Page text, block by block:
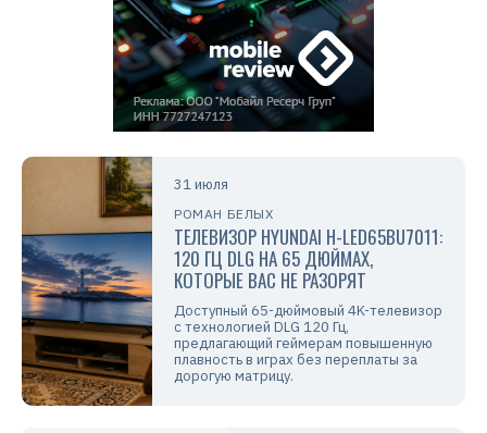
31 июля
РОМАН БЕЛЫХ
ТЕЛЕВИЗОР HYUNDAI H-LED65BU7011:
120 ГЦ DLG НА 65 ДЮЙМАХ,
КОТОРЫЕ ВАС НЕ РАЗОРЯТ
Доступный 65-дюймовый 4K-телевизор
с технологией DLG 120 Гц,
предлагающий геймерам повышенную
плавность в играх без переплаты за
дорогую матрицу.